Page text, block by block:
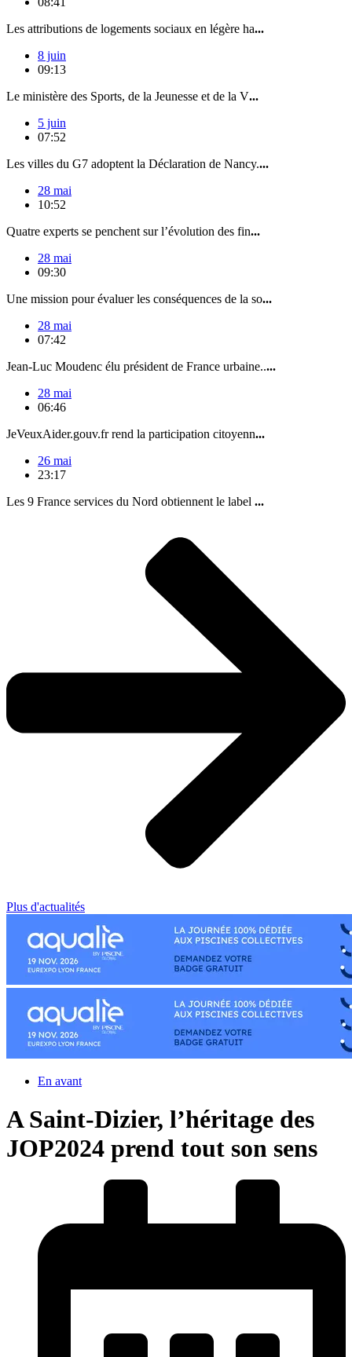
Les attributions de logements sociaux en légère ha...
8 juin
09:13
Le ministère des Sports, de la Jeunesse et de la V...
5 juin
07:52
Les villes du G7 adoptent la Déclaration de Nancy....
28 mai
10:52
Quatre experts se penchent sur l’évolution des fin...
28 mai
09:30
Une mission pour évaluer les conséquences de la so...
28 mai
07:42
Jean-Luc Moudenc élu président de France urbaine.....
28 mai
06:46
JeVeuxAider.gouv.fr rend la participation citoyenn...
26 mai
23:17
Les 9 France services du Nord obtiennent le label ...
Plus d'actualités
En avant
A Saint-Dizier, l’héritage des
JOP2024 prend tout son sens